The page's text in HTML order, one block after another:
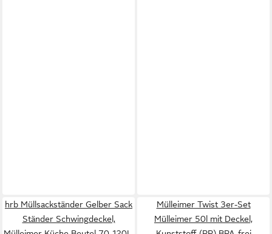
hrb Müllsackständer Gelber Sack
Ständer Schwingdeckel,
Mülleimer Twist 3er-Set
Mülleimer 50l mit Deckel,